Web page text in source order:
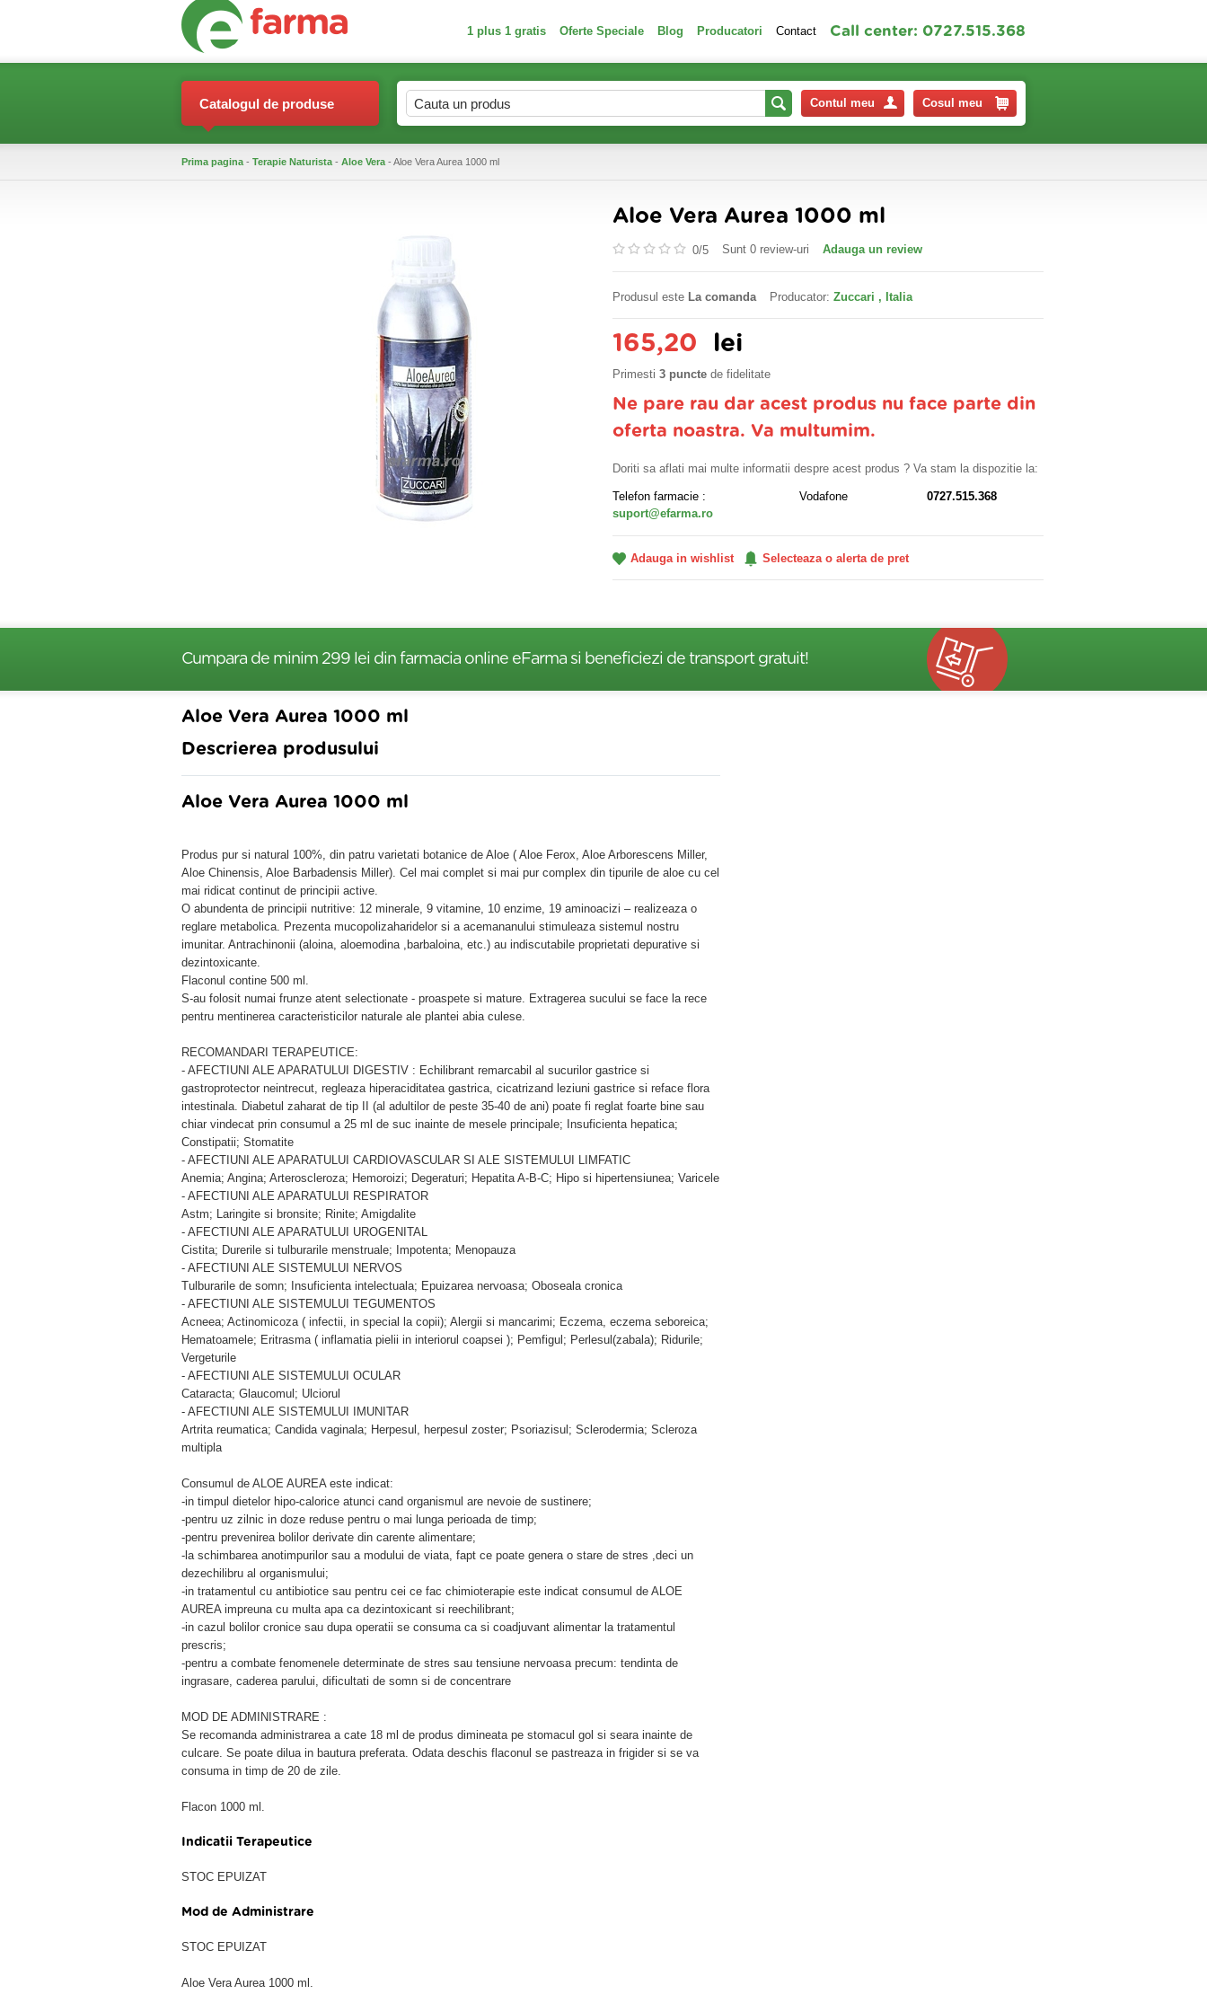
1 plus 1 gratis Oferte Speciale Blog Producatori Contact Call center: 0727.515.368
Catalogul de produse Contul meu Cosul meu
Prima pagina - Terapie Naturista - Aloe Vera - Aloe Vera Aurea 1000 ml
Aloe Vera Aurea 1000 ml
0/5 Sunt 0 review-uri Adauga un review
Produsul este La comanda Producator: Zuccari , Italia
165,20 lei
Primesti 3 puncte de fidelitate
Ne pare rau dar acest produs nu face parte din
oferta noastra. Va multumim.
Doriti sa aflati mai multe informatii despre acest produs ? Va stam la dispozitie la:
Telefon farmacie : Vodafone
0727.515.368
suport@efarma.ro
Adauga in wishlist Selecteaza o alerta de pret
Cumpara de minim 299 lei din farmacia online eFarma si beneficiezi de transport gratuit!
Aloe Vera Aurea 1000 ml
Descrierea produsului
Aloe Vera Aurea 1000 ml
Produs pur si natural 100%, din patru varietati botanice de Aloe ( Aloe Ferox, Aloe Arborescens Miller,
Aloe Chinensis, Aloe Barbadensis Miller). Cel mai complet si mai pur complex din tipurile de aloe cu cel
mai ridicat continut de principii active.
O abundenta de principii nutritive: 12 minerale, 9 vitamine, 10 enzime, 19 aminoacizi – realizeaza o
reglare metabolica. Prezenta mucopolizaharidelor si a acemananului stimuleaza sistemul nostru
imunitar. Antrachinonii (aloina, aloemodina ,barbaloina, etc.) au indiscutabile proprietati depurative si
dezintoxicante.
Flaconul contine 500 ml.
S-au folosit numai frunze atent selectionate - proaspete si mature. Extragerea sucului se face la rece
pentru mentinerea caracteristicilor naturale ale plantei abia culese.
RECOMANDARI TERAPEUTICE:
- AFECTIUNI ALE APARATULUI DIGESTIV : Echilibrant remarcabil al sucurilor gastrice si
gastroprotector neintrecut, regleaza hiperaciditatea gastrica, cicatrizand leziuni gastrice si reface flora
intestinala. Diabetul zaharat de tip II (al adultilor de peste 35-40 de ani) poate fi reglat foarte bine sau
chiar vindecat prin consumul a 25 ml de suc inainte de mesele principale; Insuficienta hepatica;
Constipatii; Stomatite
- AFECTIUNI ALE APARATULUI CARDIOVASCULAR SI ALE SISTEMULUI LIMFATIC
Anemia; Angina; Arteroscleroza; Hemoroizi; Degeraturi; Hepatita A-B-C; Hipo si hipertensiunea; Varicele
- AFECTIUNI ALE APARATULUI RESPIRATOR
Astm; Laringite si bronsite; Rinite; Amigdalite
- AFECTIUNI ALE APARATULUI UROGENITAL
Cistita; Durerile si tulburarile menstruale; Impotenta; Menopauza
- AFECTIUNI ALE SISTEMULUI NERVOS
Tulburarile de somn; Insuficienta intelectuala; Epuizarea nervoasa; Oboseala cronica
- AFECTIUNI ALE SISTEMULUI TEGUMENTOS
Acneea; Actinomicoza ( infectii, in special la copii); Alergii si mancarimi; Eczema, eczema seboreica;
Hematoamele; Eritrasma ( inflamatia pielii in interiorul coapsei ); Pemfigul; Perlesul(zabala); Ridurile;
Vergeturile
- AFECTIUNI ALE SISTEMULUI OCULAR
Cataracta; Glaucomul; Ulciorul
- AFECTIUNI ALE SISTEMULUI IMUNITAR
Artrita reumatica; Candida vaginala; Herpesul, herpesul zoster; Psoriazisul; Sclerodermia; Scleroza
multipla
Consumul de ALOE AUREA este indicat:
-in timpul dietelor hipo-calorice atunci cand organismul are nevoie de sustinere;
-pentru uz zilnic in doze reduse pentru o mai lunga perioada de timp;
-pentru prevenirea bolilor derivate din carente alimentare;
-la schimbarea anotimpurilor sau a modului de viata, fapt ce poate genera o stare de stres ,deci un
dezechilibru al organismului;
-in tratamentul cu antibiotice sau pentru cei ce fac chimioterapie este indicat consumul de ALOE
AUREA impreuna cu multa apa ca dezintoxicant si reechilibrant;
-in cazul bolilor cronice sau dupa operatii se consuma ca si coadjuvant alimentar la tratamentul
prescris;
-pentru a combate fenomenele determinate de stres sau tensiune nervoasa precum: tendinta de
ingrasare, caderea parului, dificultati de somn si de concentrare
MOD DE ADMINISTRARE :
Se recomanda administrarea a cate 18 ml de produs dimineata pe stomacul gol si seara inainte de
culcare. Se poate dilua in bautura preferata. Odata deschis flaconul se pastreaza in frigider si se va
consuma in timp de 20 de zile.
Flacon 1000 ml.
Indicatii Terapeutice
STOC EPUIZAT
Mod de Administrare
STOC EPUIZAT
Aloe Vera Aurea 1000 ml.